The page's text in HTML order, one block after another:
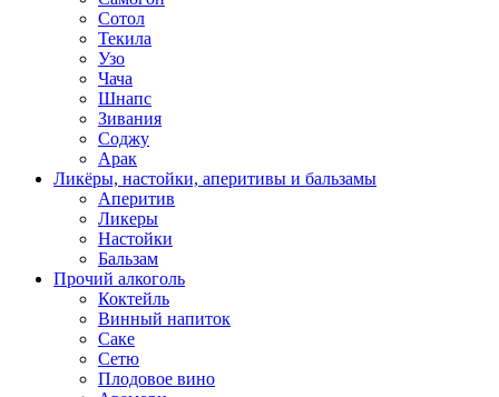
Сотол
Текила
Узо
Чача
Шнапс
Зивания
Соджу
Арак
Ликёры, настойки, аперитивы и бальзамы
Аперитив
Ликеры
Настойки
Бальзам
Прочий алкоголь
Коктейль
Винный напиток
Саке
Сетю
Плодовое вино